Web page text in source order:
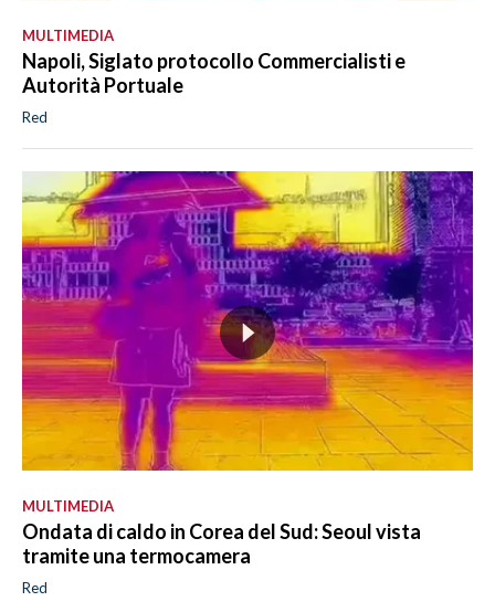
MULTIMEDIA
Napoli, Siglato protocollo Commercialisti e
Autorità Portuale
Red
MULTIMEDIA
Ondata di caldo in Corea del Sud: Seoul vista
tramite una termocamera
Red